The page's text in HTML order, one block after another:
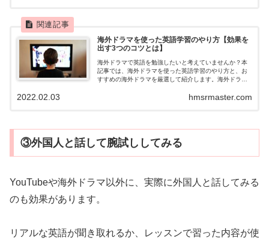
海外ドラマを使った英語学習のやり方【効果を
出す3つのコツとは】
海外ドラマで英語を勉強したいと考えていませんか？本
記事では、海外ドラマを使った英語学習のやり方と、お
すすめの海外ドラマを厳選して紹介します。海外ドラマ
hmsrmaster.com
2022.02.03
③外国人と話して腕試ししてみる
YouTubeや海外ドラマ以外に、実際に外国人と話してみる
のも効果があります。
リアルな英語が聞き取れるか、レッスンで習った内容が使